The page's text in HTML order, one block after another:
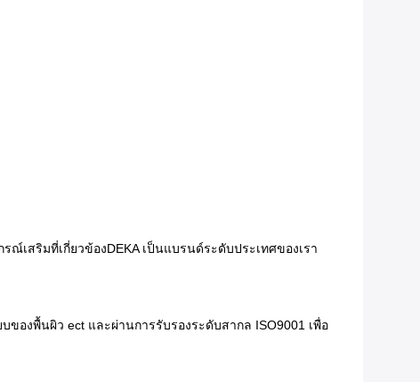
เสริมที่เกี่ยวข้องDEKA เป็นแบรนด์ระดับประเทศของเรา
องพื้นผิว ect และผ่านการรับรองระดับสากล ISO9001 เพื่อ